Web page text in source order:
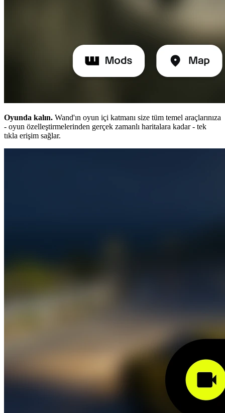
Oyunda kalın. Wand'ın oyun içi katmanı size tüm temel araçlarınıza
- oyun özelleştirmelerinden gerçek zamanlı haritalara kadar - tek
tıkla erişim sağlar.